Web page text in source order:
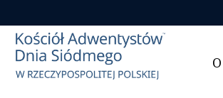
do
treści